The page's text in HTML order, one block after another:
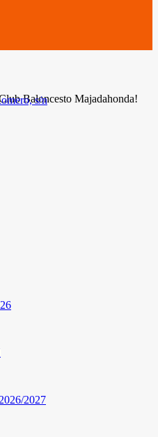
Baloncesto Majadahonda!
s/n
2027